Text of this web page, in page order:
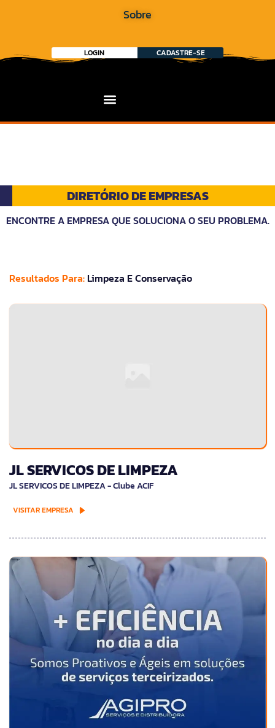
Sobre
LOGIN CADASTRE-SE
DIRETÓRIO DE EMPRESAS
ENCONTRE A EMPRESA QUE SOLUCIONA O SEU PROBLEMA.
Resultados Para: Limpeza E Conservação
JL SERVICOS DE LIMPEZA
JL SERVICOS DE LIMPEZA - Clube ACIF
VISITAR EMPRESA